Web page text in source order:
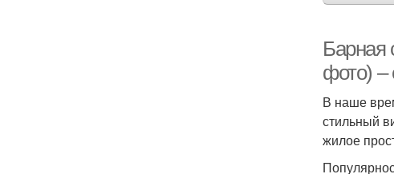
Барная
фото) –
В наше
стильный
жилое